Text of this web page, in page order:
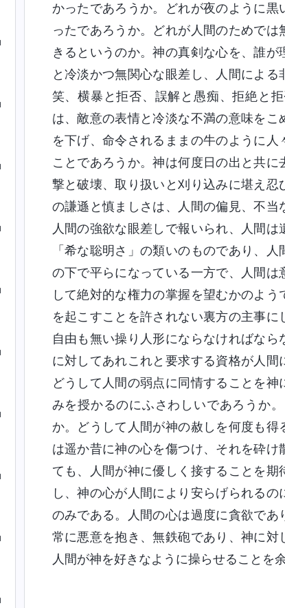
かったであろうか。どれが夜のように
ったであろうか。どれが人間のためで
きるというのか。神の真剣な心を、誰
と冷淡かつ無関心な眼差し、人間によ
笑、横暴と拒否、誤解と愚痴、拒絶と
は、敵意の表情と冷淡な不満の意味を
を下げ、命令されるままの牛のように
ことであろうか。神は何度日の出と共
撃と破壊、取り扱いと刈り込みに堪え
の謙遜と慎ましさは、人間の偏見、不当
人間の強欲な眼差しで報いられ、人間
「希な聡明さ」の類いのものであり、
の下で平らになっている一方で、人間
して絶対的な権力の掌握を望むかのよ
を起こすことを許されない裏方の主事
自由も無い操り人形にならなければな
に対してあれこれと要求する資格が人間
どうして人間の弱点に同情することを
みを授かるのにふさわしいであろうか
か。どうして人間が神の赦しを何度も
は遥か昔に神の心を傷つけ、それを砕
ても、人間が神に優しく接することを
し、神の心が人間により安らげられる
のみである。人間の心は過度に貪欲であ
常に悪意を抱き、無鉄砲であり、神に対
人間が神を好きなように操らせることを